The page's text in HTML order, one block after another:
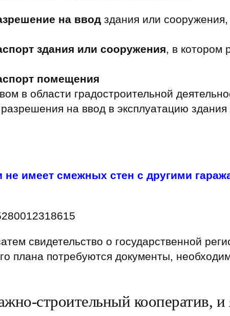
на ввод здания или сооружения,
здания или сооружения, в котором
помещения
в области градостроительной
на ввод в эксплуатацию
имеет смежных стен с другими
свидетельство о государственной
плана потребуются документы,
строительный кооператив, и